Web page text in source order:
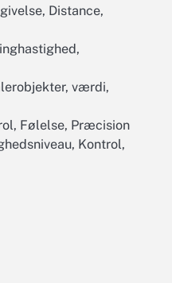
Distance,
værdi,
Følelse, Præcision
Kontrol,